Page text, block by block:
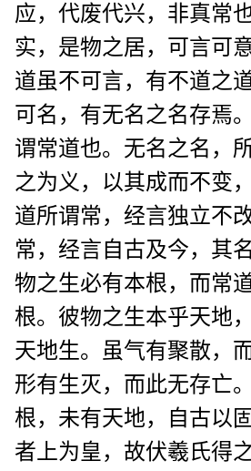
应，代废代兴，非真常
实，是物之居，可言可
道虽不可言，有不道之
可名，有无名之名存焉
谓常道也。无名之名，
之为义，以其成而不变
道所谓常，经言独立不
常，经言自古及今，其
物之生必有本根，而常
根。彼物之生本乎天地
天地生。虽气有聚散，
形有生灭，而此无存亡
根，未有天地，自古以
者上为皇，故伏羲氏得